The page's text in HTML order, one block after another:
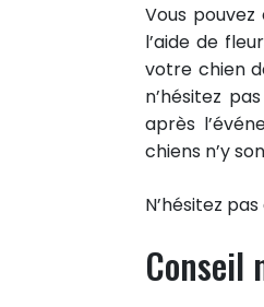
Vous
l’aide de
votre chien
n’hésitez
après
chiens n’y
N’hésitez
Conseil